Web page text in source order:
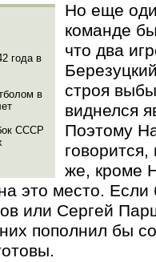
года в
в
СССР
Но еще
команде
что два
строя
виднелся
Поэтому
же, кроме
это место.
или Сергей
пополнил бы